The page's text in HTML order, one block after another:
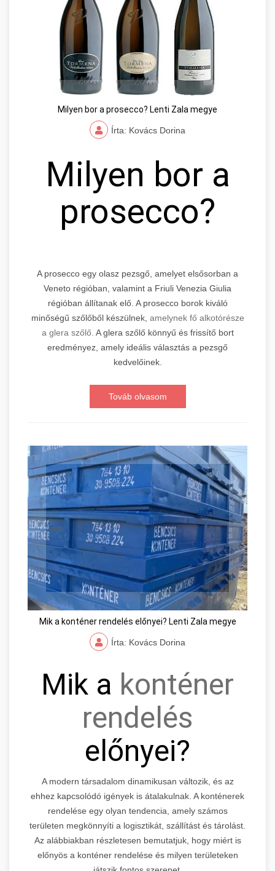
Milyen bor a prosecco? Lenti Zala megye
Írta: Kovács Dorina
Milyen bor a
prosecco?
A prosecco egy olasz pezsgő, amelyet elsősorban a
Veneto régióban, valamint a Friuli Venezia Giulia
régióban állítanak elő. A prosecco borok kiváló
minőségű szőlőből készülnek, amelynek fő alkotórésze
a glera szőlő. A glera szőlő könnyű és frissítő bort
eredményez, amely ideális választás a pezsgő
kedvelőinek.
Továb olvasom
Mik a konténer rendelés előnyei? Lenti Zala megye
Írta: Kovács Dorina
Mik a konténer
rendelés
előnyei?
A modern társadalom dinamikusan változik, és az
ehhez kapcsolódó igények is átalakulnak. A konténerek
rendelése egy olyan tendencia, amely számos
területen megkönnyíti a logisztikát, szállítást és tárolást.
Az alábbiakban részletesen bemutatjuk, hogy miért is
előnyös a konténer rendelése és milyen területeken